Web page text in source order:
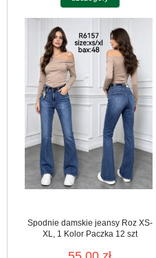
Spodnie damskie jeansy Roz XS-
XL, 1 Kolor Paczka 12 szt